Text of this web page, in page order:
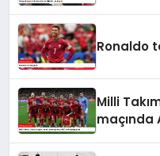
Ronaldo
Milli
maçında